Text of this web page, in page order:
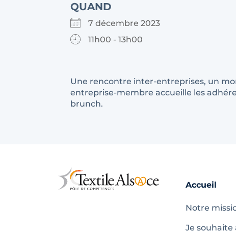
QUAND
7 décembre 2023
11h00 - 13h00
Une rencontre inter-entreprises, un
entreprise-membre accueille les
brunch.
Accueil
Notre
Je souhaite